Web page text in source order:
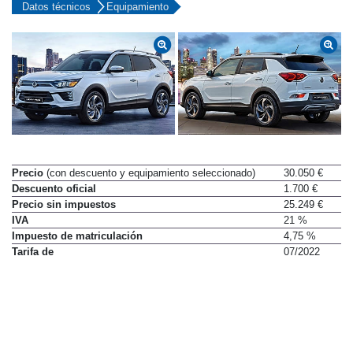
Datos técnicos Equipamiento
Precio (con descuento y equipamiento seleccionado)
30.050 €
Descuento oficial
1.700 €
Precio sin impuestos
25.249 €
IVA
21 %
Impuesto de matriculación
4,75 %
Tarifa de
07/2022